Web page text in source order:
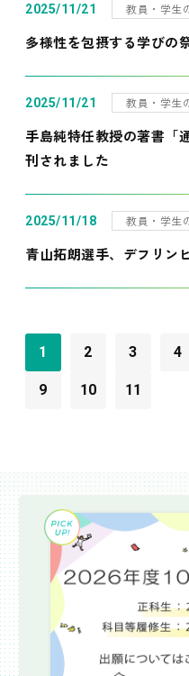
2025/11/21 教員・学生
多様性を包摂する学び
2025/11/21 教員・学生
手島純特任教授の著書「
刊されました
2025/11/18 教員・学生
青山拓朗選手、デフリン
1 2 3 4
9 10 11